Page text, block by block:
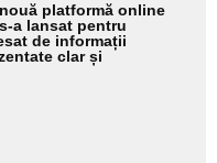
platformă online
a lansat pentru
de informații
clar și